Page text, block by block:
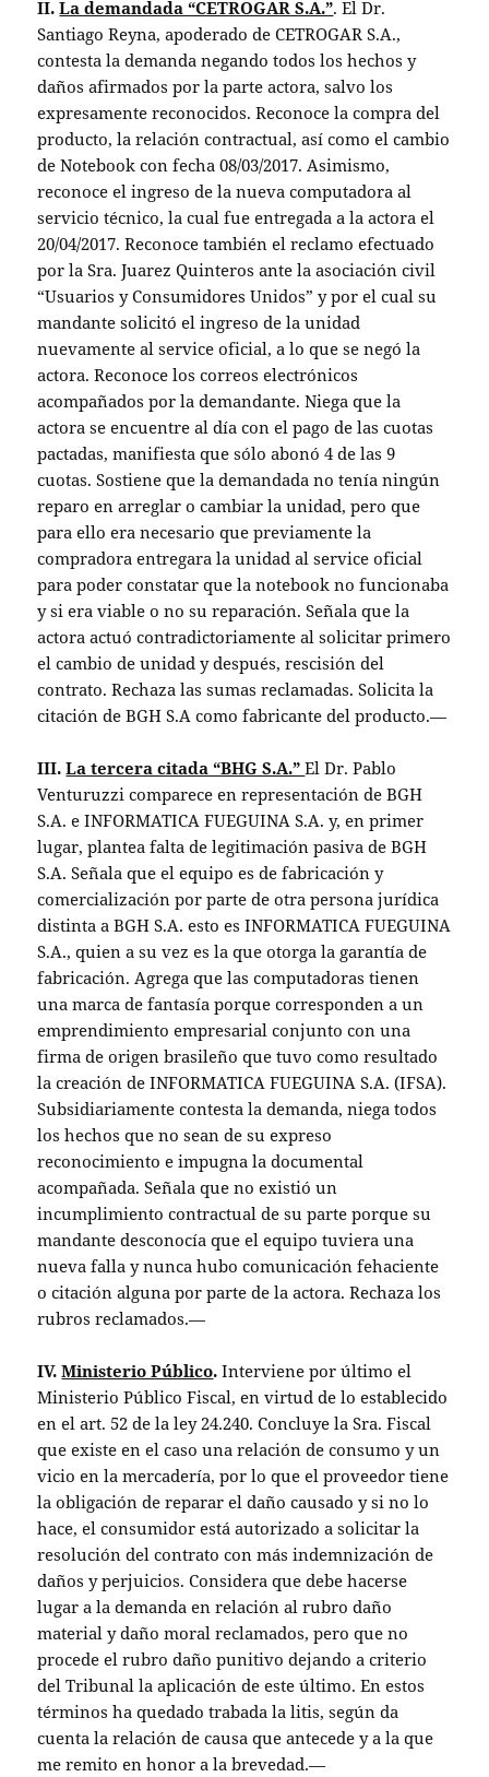
II.La demandada “CETROGAR S.A.”. El Dr.
Santiago Reyna, apoderado de CETROGAR S.A.,
contesta la demanda negando todos los hechos y
daños afirmados por la parte actora, salvo los
expresamente reconocidos. Reconoce la compra del
producto, la relación contractual, así como el cambio
de Notebook con fecha 08/03/2017. Asimismo,
reconoce el ingreso de la nueva computadora al
servicio técnico, la cual fue entregada a la actora el
20/04/2017. Reconoce también el reclamo efectuado
por la Sra. Juarez Quinteros ante la asociación civil
“Usuarios y Consumidores Unidos” y por el cual su
mandante solicitó el ingreso de la unidad
nuevamente al service oficial, a lo que se negó la
actora. Reconoce los correos electrónicos
acompañados por la demandante. Niega que la
actora se encuentre al día con el pago de las cuotas
pactadas, manifiesta que sólo abonó 4 de las 9
cuotas. Sostiene que la demandada no tenía ningún
reparo en arreglar o cambiar la unidad, pero que
para ello era necesario que previamente la
compradora entregara la unidad al service oficial
para poder constatar que la notebook no funcionaba
y si era viable o no su reparación. Señala que la
actora actuó contradictoriamente al solicitar primero
el cambio de unidad y después, rescisión del
contrato. Rechaza las sumas reclamadas. Solicita la
citación de BGH S.A como fabricante del producto.—
III.La tercera citada “BHG S.A.”El Dr. Pablo
Venturuzzi comparece en representación de BGH
S.A. e INFORMATICA FUEGUINA S.A. y, en primer
lugar, plantea falta de legitimación pasiva de BGH
S.A. Señala que el equipo es de fabricación y
comercialización por parte de otra persona jurídica
distinta a BGH S.A. esto es INFORMATICA FUEGUINA
S.A., quien a su vez es la que otorga la garantía de
fabricación. Agrega que las computadoras tienen
una marca de fantasía porque corresponden a un
emprendimiento empresarial conjunto con una
firma de origen brasileño que tuvo como resultado
la creación de INFORMATICA FUEGUINA S.A. (IFSA).
Subsidiariamente contesta la demanda, niega todos
los hechos que no sean de su expreso
reconocimiento e impugna la documental
acompañada. Señala que no existió un
incumplimiento contractual de su parte porque su
mandante desconocía que el equipo tuviera una
nueva falla y nunca hubo comunicación fehaciente
o citación alguna por parte de la actora. Rechaza los
rubros reclamados.—
IV.Ministerio Público.Interviene por último el
Ministerio Público Fiscal, en virtud de lo establecido
en el art. 52 de la ley 24.240. Concluye la Sra. Fiscal
que existe en el caso una relación de consumo y un
vicio en la mercadería, por lo que el proveedor tiene
la obligación de reparar el daño causado y si no lo
hace, el consumidor está autorizado a solicitar la
resolución del contrato con más indemnización de
daños y perjuicios. Considera que debe hacerse
lugar a la demanda en relación al rubro daño
material y daño moral reclamados, pero que no
procede el rubro daño punitivo dejando a criterio
del Tribunal la aplicación de este último. En estos
términos ha quedado trabada la litis, según da
cuenta la relación de causa que antecede y a la que
me remito en honor a la brevedad.—